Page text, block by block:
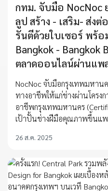
กทม. จับมือ NocNoc
ลูป สร้าง - เสริม- ส่ง
รันตีด้วยใบเซอร์ พร้อ
Bangkok - Bangkok
ตลาดออนไลน์ผ่านแ
NocNoc จับมือกรุงเทพมหาน
ทางอาชีพให้แก่ช่างผ่านโครงก
อาชีพกรุงเทพมหานคร
เป้าปั้นช่างฝีมือคุณภาพขึ้นแ
26 ส.ค. 2025